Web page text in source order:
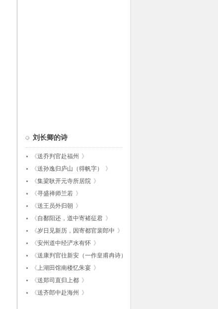
刘长卿的诗
《送乔判官赴福州
》
《送孙逸归庐山（得帆字）
》
《集梁耿开元寺所居院 》
《寻盛禅师兰若 》
《送王员外归朝 》
《自鄱阳还，道中寄褚征君 》
《岁日见新历，因寄都官裴郎中 》
《安州道中经浐水有怀 》
《送康判官往新安（一作皇甫冉诗）
《上湖田馆南楼忆朱宴 》
《送郑司直归上都 》
《送齐郎中赴海州 》